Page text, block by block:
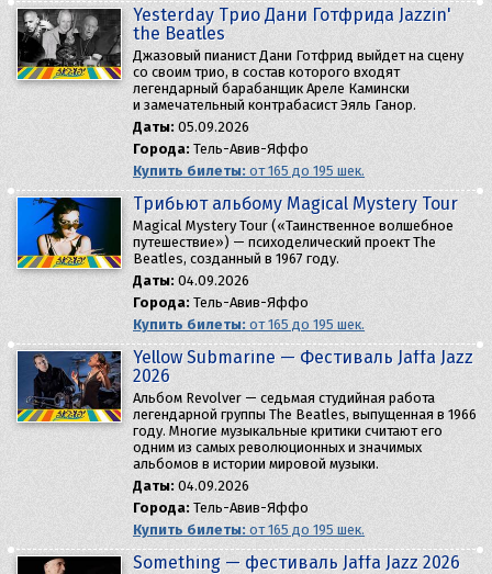
Yesterday Трио Дани Готфрида Jazzin'
the Beatles
Джазовый пианист Дани Готфрид выйдет на сцену
со своим трио, в состав которого входят
легендарный барабанщик Ареле Камински
и замечательный контрабасист Эяль Ганор.
Даты: 05.09.2026
Города: Тель-Авив-Яффо
Купить билеты: от 165 до 195 шек.
Трибьют альбому Magical Mystery Tour
Magical Mystery Tour («Таинственное волшебное
путешествие») — психоделический проект The
Beatles, созданный в 1967 году.
Даты: 04.09.2026
Города: Тель-Авив-Яффо
Купить билеты: от 165 до 195 шек.
Yellow Submarine — Фестиваль Jaffa Jazz
2026
Альбом Revolver — седьмая студийная работа
легендарной группы The Beatles, выпущенная в 1966
году. Многие музыкальные критики считают его
одним из самых революционных и значимых
альбомов в истории мировой музыки.
Даты: 04.09.2026
Города: Тель-Авив-Яффо
Купить билеты: от 165 до 195 шек.
Something — фестиваль Jaffa Jazz 2026